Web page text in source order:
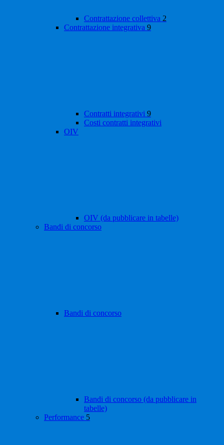
Contrattazione collettiva 2
Contrattazione integrativa 9
Contratti integrativi 9
Costi contratti integrativi
OIV
OIV (da pubblicare in tabelle)
Bandi di concorso
Bandi di concorso
Bandi di concorso (da pubblicare in
tabelle)
Performance 5